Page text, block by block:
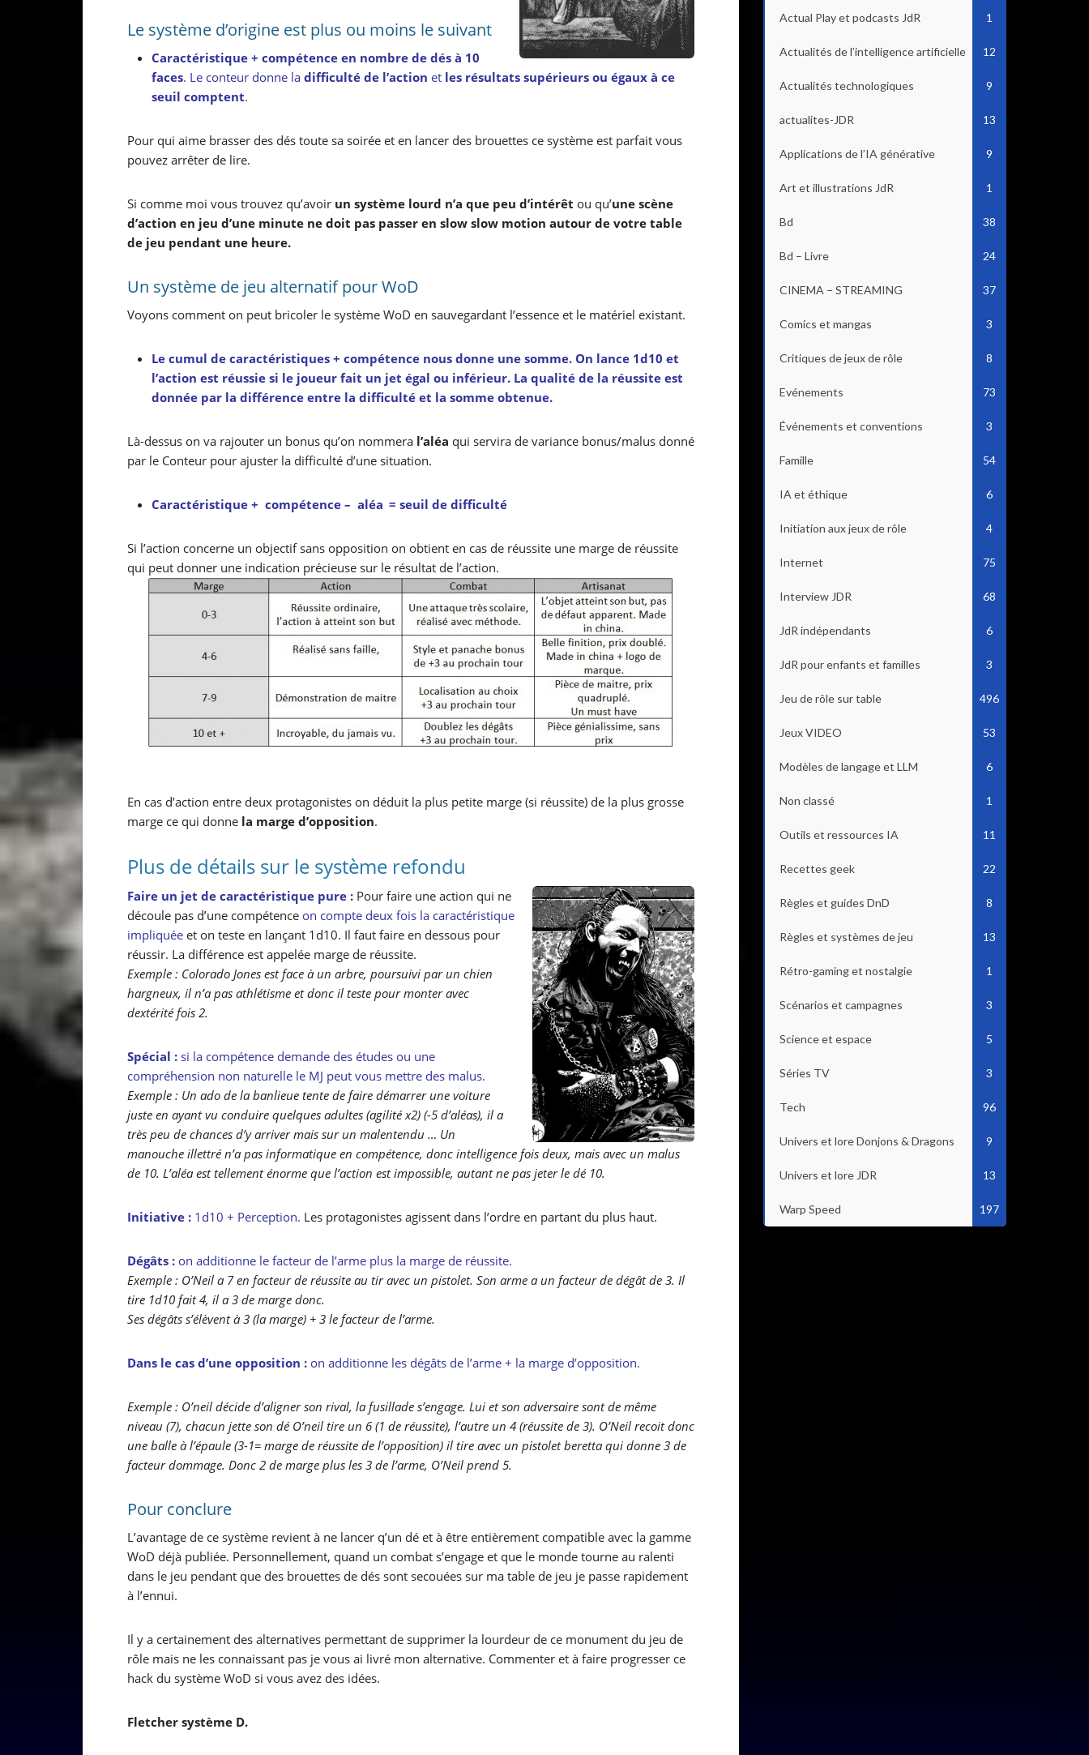
Le système d’origine est plus ou moins le suivant
Caractéristique + compétence en nombre de dés à 10
faces. Le conteur donne la difficulté de l’action et les résultats supérieurs ou égaux à ce
seuil comptent.
Pour qui aime brasser des dés toute sa soirée et en lancer des brouettes ce système est parfait vous
pouvez arrêter de lire.
Si comme moi vous trouvez qu’avoir un système lourd n’a que peu d’intérêt ou qu’une scène
d’action en jeu d’une minute ne doit pas passer en slow slow motion autour de votre table
de jeu pendant une heure.
Un système de jeu alternatif pour WoD
Voyons comment on peut bricoler le système WoD en sauvegardant l’essence et le matériel existant.
Le cumul de caractéristiques + compétence nous donne une somme. On lance 1d10 et
l’action est réussie si le joueur fait un jet égal ou inférieur. La qualité de la réussite est
donnée par la différence entre la difficulté et la somme obtenue.
Là-dessus on va rajouter un bonus qu’on nommera l’aléa qui servira de variance bonus/malus donné
par le Conteur pour ajuster la difficulté d’une situation.
Caractéristique + compétence – aléa = seuil de difficulté
Si l’action concerne un objectif sans opposition on obtient en cas de réussite une marge de réussite
qui peut donner une indication précieuse sur le résultat de l’action.
En cas d’action entre deux protagonistes on déduit la plus petite marge (si réussite) de la plus grosse
marge ce qui donne la marge d’opposition.
Plus de détails sur le système refondu
Faire un jet de caractéristique pure : Pour faire une action qui ne
découle pas d’une compétence on compte deux fois la caractéristique
impliquée et on teste en lançant 1d10. Il faut faire en dessous pour
réussir. La différence est appelée marge de réussite.
Exemple : Colorado Jones est face à un arbre, poursuivi par un chien
hargneux, il n’a pas athlétisme et donc il teste pour monter avec
dextérité fois 2.
Spécial : si la compétence demande des études ou une
compréhension non naturelle le MJ peut vous mettre des malus.
Exemple : Un ado de la banlieue tente de faire démarrer une voiture
juste en ayant vu conduire quelques adultes (agilité x2) (-5 d’aléas), il a
très peu de chances d’y arriver mais sur un malentendu … Un
manouche illettré n’a pas informatique en compétence, donc intelligence fois deux, mais avec un malus
de 10. L’aléa est tellement énorme que l’action est impossible, autant ne pas jeter le dé 10.
Initiative : 1d10 + Perception. Les protagonistes agissent dans l’ordre en partant du plus haut.
Dégâts : on additionne le facteur de l’arme plus la marge de réussite.
Exemple : O’Neil a 7 en facteur de réussite au tir avec un pistolet. Son arme a un facteur de dégât de 3. Il
tire 1d10 fait 4, il a 3 de marge donc.
Ses dégâts s’élèvent à 3 (la marge) + 3 le facteur de l’arme.
Dans le cas d’une opposition : on additionne les dégâts de l’arme + la marge d’opposition.
Exemple : O’neil décide d’aligner son rival, la fusillade s’engage. Lui et son adversaire sont de même
niveau (7), chacun jette son dé O’neil tire un 6 (1 de réussite), l’autre un 4 (réussite de 3). O’Neil recoit donc
une balle à l’épaule (3-1= marge de réussite de l’opposition) il tire avec un pistolet beretta qui donne 3 de
facteur dommage. Donc 2 de marge plus les 3 de l’arme, O’Neil prend 5.
Pour conclure
L’avantage de ce système revient à ne lancer q’un dé et à être entièrement compatible avec la gamme
WoD déjà publiée. Personnellement, quand un combat s’engage et que le monde tourne au ralenti
dans le jeu pendant que des brouettes de dés sont secouées sur ma table de jeu je passe rapidement
à l’ennui.
Il y a certainement des alternatives permettant de supprimer la lourdeur de ce monument du jeu de
rôle mais ne les connaissant pas je vous ai livré mon alternative. Commenter et à faire progresser ce
hack du système WoD si vous avez des idées.
Fletcher système D.
Actual Play et podcasts JdR 1
Actualités de l’intelligence artificielle 12
Actualités technologiques 9
actualites-JDR 13
Applications de l’IA générative 9
Art et illustrations JdR 1
Bd 38
Bd – Livre 24
CINEMA – STREAMING 37
Comics et mangas 3
Critiques de jeux de rôle 8
Evénements 73
Événements et conventions 3
Famille 54
IA et éthique 6
Initiation aux jeux de rôle 4
Internet 75
Interview JDR 68
JdR indépendants 6
JdR pour enfants et familles 3
Jeu de rôle sur table 496
Jeux VIDEO 53
Modèles de langage et LLM 6
Non classé 1
Outils et ressources IA 11
Recettes geek 22
Règles et guides DnD 8
Règles et systèmes de jeu 13
Rétro-gaming et nostalgie 1
Scénarios et campagnes 3
Science et espace 5
Séries TV 3
Tech 96
Univers et lore Donjons & Dragons 9
Univers et lore JDR 13
Warp Speed 197